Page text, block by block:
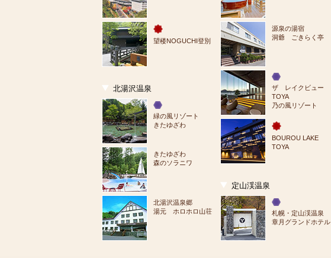
望楼NOGUCHI登別
北湯沢温泉
緑の風リゾート
きたゆざわ
きたゆざわ
森のソラニワ
北湯沢温泉郷
湯元 ホロホロ山荘
源泉の湯宿
洞爺 ごきらく亭
ザ　レイクビュー
TOYA
乃の風リゾート
BOUROU LAKE
TOYA
定山渓温泉
札幌・定山渓温泉
章月グランドホテル